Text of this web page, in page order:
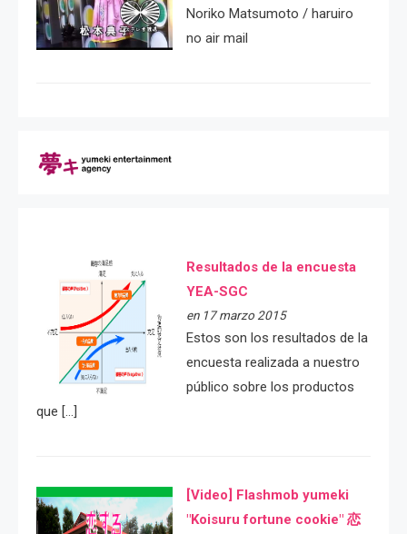
Noriko Matsumoto / haruiro
no air mail
Resultados de la encuesta
YEA-SGC
en 17 marzo 2015
Estos son los resultados de la
encuesta realizada a nuestro
público sobre los productos
que […]
[Video] Flashmob yumeki
"Koisuru fortune cookie" 恋